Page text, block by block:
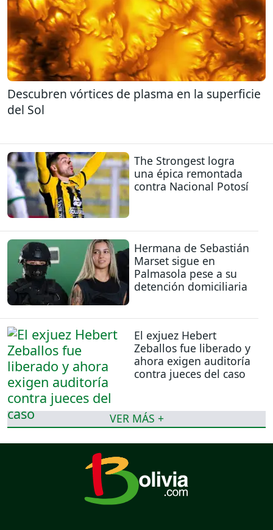
Descubren vórtices de plasma en la superficie
del Sol
The Strongest logra
una épica remontada
contra Nacional Potosí
Hermana de Sebastián
Marset sigue en
Palmasola pese a su
detención domiciliaria
El exjuez Hebert
Zeballos fue liberado y
ahora exigen auditoría
contra jueces del caso
VER MÁS +